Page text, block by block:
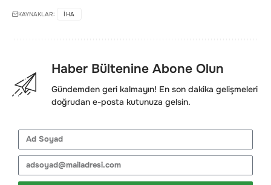
KAYNAKLAR: IHA
Haber Bültenine Abone Olun
Gündemden geri kalmayın! En son dakika gelişmeleri
doğrudan e-posta kutunuza gelsin.